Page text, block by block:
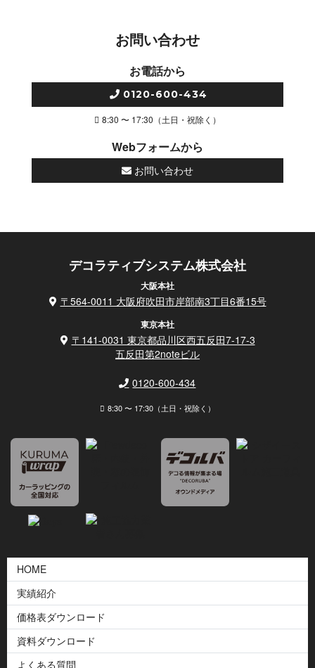
お問い合わせ
お電話から
0120-600-434
8:30 〜 17:30（土日・祝除く）
Webフォームから
お問い合わせ
デコラティブシステム株式会社
大阪本社
〒564-0011 大阪府吹田市岸部南3丁目6番15号
東京本社
〒141-0031 東京都品川区西五反田7-17-3
五反田第2noteビル
0120-600-434
8:30 〜 17:30（土日・祝除く）
HOME
実績紹介
価格表ダウンロード
資料ダウンロード
よくある質問